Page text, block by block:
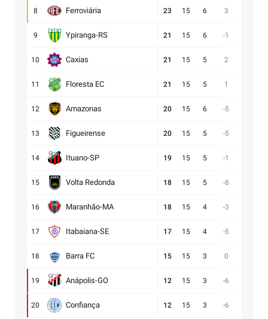
8 Ferroviária 23 15 6 3
9 Ypiranga-RS 21 15 6 -1
10 Caxias 21 15 5 2
11 Floresta EC 21 15 5 1
12 Amazonas 20 15 6 -5
13 Figueirense 20 15 5 -5
14 Ituano-SP 19 15 5 -1
15 Volta Redonda 18 15 5 -8
16 Maranhão-MA 18 15 4 -3
17 Itabaiana-SE 17 15 4 -5
18 Barra FC 15 15 3 0
19 Anápolis-GO 12 15 3 -6
20 Confiança 12 15 3 -6